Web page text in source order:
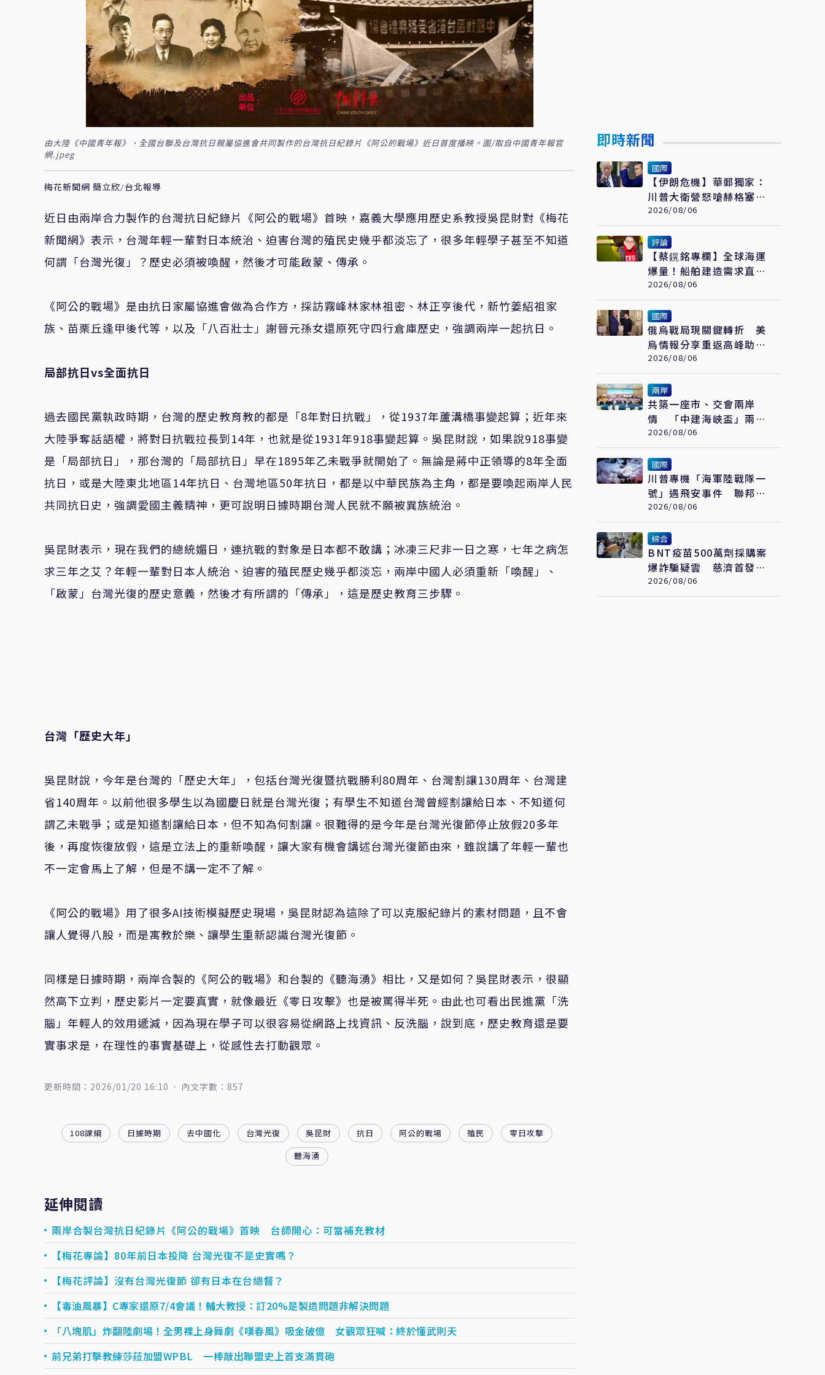
由大陸《中國青年報》、全國台聯及台灣抗日親屬協進會共同製作的台灣抗日紀錄片《阿公的戰場》近日首度播映。圖/取自中國青年報官
網.jpeg
梅花新聞網 簡立欣/台北報導
近日由兩岸合力製作的台灣抗日紀錄片《阿公的戰場》首映，嘉義大學應用歷史系教授吳昆財對《梅花
新聞網》表示，台灣年輕一輩對日本統治、迫害台灣的殖民史幾乎都淡忘了，很多年輕學子甚至不知道
何謂「台灣光復」？歷史必須被喚醒，然後才可能啟蒙、傳承。
《阿公的戰場》是由抗日家屬協進會做為合作方，採訪霧峰林家林祖密、林正亨後代，新竹姜紹祖家
族、苗栗丘逢甲後代等，以及「八百壯士」謝晉元孫女還原死守四行倉庫歷史，強調兩岸一起抗日。
局部抗日vs全面抗日
過去國民黨執政時期，台灣的歷史教育教的都是「8年對日抗戰」，從1937年蘆溝橋事變起算；近年來
大陸爭奪話語權，將對日抗戰拉長到14年，也就是從1931年918事變起算。吳昆財說，如果說918事變
是「局部抗日」，那台灣的「局部抗日」早在1895年乙未戰爭就開始了。無論是蔣中正領導的8年全面
抗日，或是大陸東北地區14年抗日、台灣地區50年抗日，都是以中華民族為主角，都是要喚起兩岸人民
共同抗日史，強調愛國主義精神，更可說明日據時期台灣人民就不願被異族統治。
吳昆財表示，現在我們的總統媚日，連抗戰的對象是日本都不敢講；冰凍三尺非一日之寒，七年之病怎
求三年之艾？年輕一輩對日本人統治、迫害的殖民歷史幾乎都淡忘，兩岸中國人必須重新「喚醒」、
「啟蒙」台灣光復的歷史意義，然後才有所謂的「傳承」，這是歷史教育三步驟。
台灣「歷史大年」
吳昆財說，今年是台灣的「歷史大年」，包括台灣光復暨抗戰勝利80周年、台灣割讓130周年、台灣建
省140周年。以前他很多學生以為國慶日就是台灣光復；有學生不知道台灣曾經割讓給日本、不知道何
謂乙未戰爭；或是知道割讓給日本，但不知為何割讓。很難得的是今年是台灣光復節停止放假20多年
後，再度恢復放假，這是立法上的重新喚醒，讓大家有機會講述台灣光復節由來，雖說講了年輕一輩也
不一定會馬上了解，但是不講一定不了解。
《阿公的戰場》用了很多AI技術模擬歷史現場，吳昆財認為這除了可以克服紀錄片的素材問題，且不會
讓人覺得八股，而是寓教於樂、讓學生重新認識台灣光復節。
同樣是日據時期，兩岸合製的《阿公的戰場》和台製的《聽海湧》相比，又是如何？吳昆財表示，很顯
然高下立判，歷史影片一定要真實，就像最近《零日攻擊》也是被罵得半死。由此也可看出民進黨「洗
腦」年輕人的效用遞減，因為現在學子可以很容易從網路上找資訊、反洗腦，說到底，歷史教育還是要
實事求是，在理性的事實基礎上，從感性去打動觀眾。
更新時間：2026/01/20 16:10 內文字數：857
108課綱 日據時期 去中國化 台灣光復 吳昆財 抗日 阿公的戰場 殖民
零日攻擊
聽海湧
延伸閱讀
兩岸合製台灣抗日紀錄片《阿公的戰場》首映 台師開心：可當補充教材
【梅花專論】80年前日本投降 台灣光復不是史實嗎？
【梅花評論】沒有台灣光復節 卻有日本在台總督？
【毒油風暴】C專家還原7/4會議！輔大教授：訂20%是製造問題非解決問題
「八塊肌」炸翻陸劇場！全男裸上身舞劇《嘆春風》吸金破億 女觀眾狂喊：終於懂武則天
前兄弟打擊教練莎菈加盟WPBL 一棒敲出聯盟史上首支滿貫砲
即時新聞
國際
【伊朗危機】華郵獨家：
川普大衛營怒嗆赫格塞
斯 伊朗彈藥嚴重短缺恐
限縮軍事選項
2026/08/06
評論
【蔡鎤銘專欄】全球海運
爆量！船舶建造需求直衝
1.1億總噸
2026/08/06
國際
俄烏戰局現關鍵轉折 美
烏情報分享重返高峰助基
輔前線連連得手
2026/08/06
兩岸
共築一座市、交會兩岸
情 「中建海峽盃」兩岸
大學生實體建構賽在福州
落幕
2026/08/06
國際
川普專機「海軍陸戰隊一
號」遇飛安事件 聯邦航
空總署已啟動調查
2026/08/06
綜合
BNT疫苗500萬劑採購案
爆詐騙疑雲 慈濟首發聲
明：痛心遺憾 配合司法
將追究權益
2026/08/06